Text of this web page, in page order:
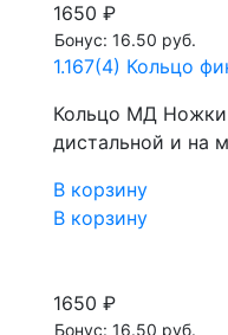
1650 ₽
Бонус: 16.50 руб.
1.167(4) Кольцо
Кольцо МД Ножки
дистальной и на
В корзину
В корзину
1650 ₽
Бонус: 16.50 руб.